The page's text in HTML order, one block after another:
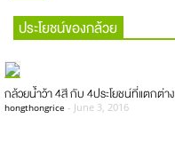
ประโยชน์ของกล้วย
กล้วยน้ำว้า 4สี กับ 4ประโยชน์ที่แตกต่าง
hongthongrice - June 3, 2016